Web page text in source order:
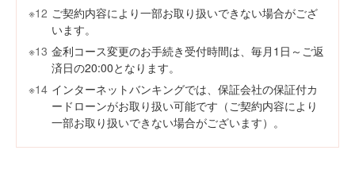
※12 ご契約内容により一部お取り扱いできない場合がござ
います。
※13 金利コース変更のお手続き受付時間は、毎月1日～ご返
済日の20:00となります。
※14 インターネットバンキングでは、保証会社の保証付カ
ードローンがお取り扱い可能です（ご契約内容により
一部お取り扱いできない場合がございます）。